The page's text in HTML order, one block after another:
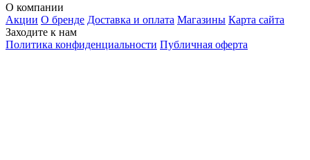
О компании
Акции О бренде Доставка и оплата Магазины Карта сайта
Заходите к нам
Политика конфиденциальности Публичная оферта